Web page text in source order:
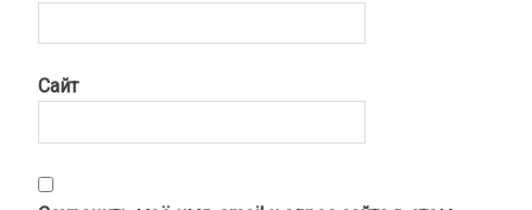
Сайт